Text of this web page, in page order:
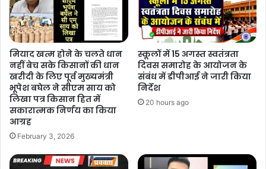
मियाद खत्म होने के चलते धान
नहीं बेच सके किसानों की धान
खरीदी के लिए पूर्व मुख्यमंत्री
भूपेश बघेल ने सीएम साय को
लिखा पत्र किसान हित में
सकारात्मक निर्णय का किया
आग्रह
February 3, 2026
स्कूलों में 15 अगस्त स्वतंत्रता
दिवस समारोह के आयोजन के
संबंध में डीपीआई ने जारी किया
निर्देश
20 hours ago